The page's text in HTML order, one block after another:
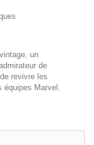
un
de
revivre les
équipes Marvel.